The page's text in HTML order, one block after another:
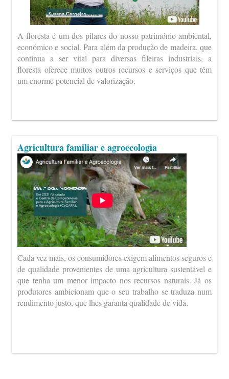
A floresta é um dos pilares do nosso património ambiental,
económico e social. Para além da produção de madeira, que
continua a ser vital para diversas fileiras industriais, a
floresta oferece muitos outros recursos e serviços que têm
um enorme potencial de valorização.
Agricultura familiar e agroecologia
Cada vez mais, os consumidores exigem alimentos seguros e
de qualidade provenientes de uma agricultura sustentável e
que tenha um menor impacto nos recursos naturais. Já os
produtores ambicionam que o seu trabalho se traduza num
rendimento justo, que lhes garanta qualidade de vida.